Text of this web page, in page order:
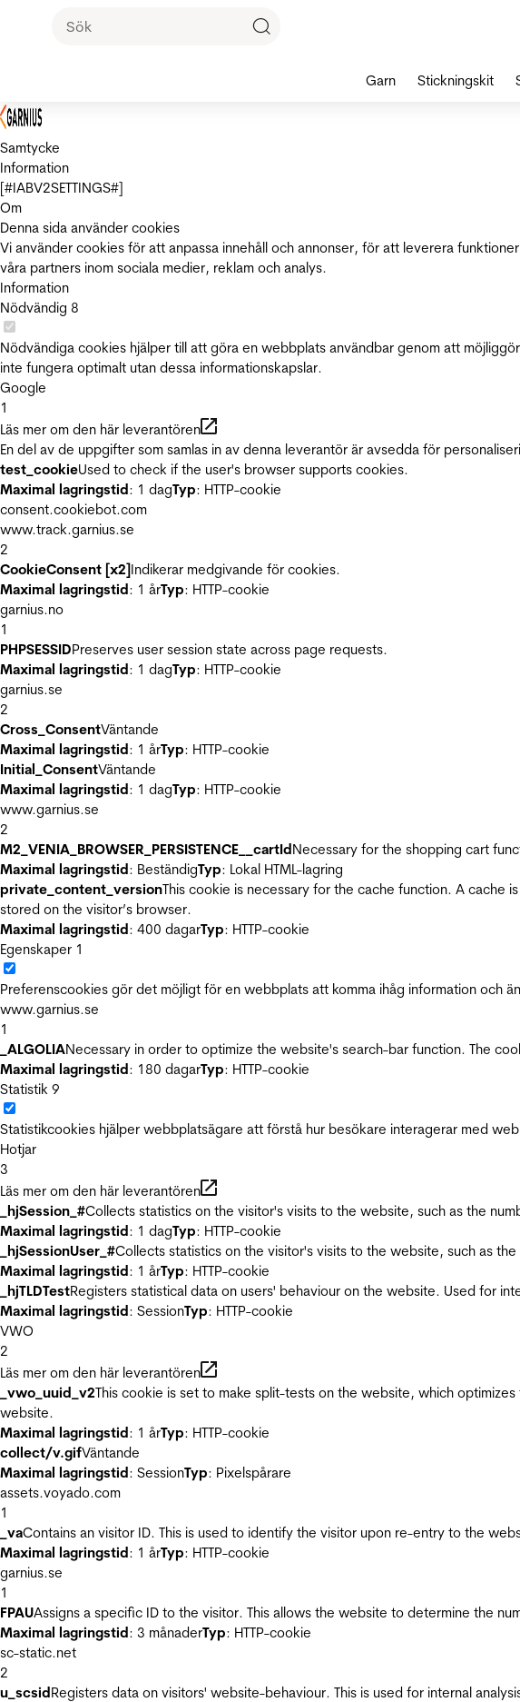
Samtycke
Information
[#IABV2SETTINGS#]
Om
Denna sida använder cookies
Vi använder cookies för att anpassa innehåll och annonser, för att leverera
våra partners inom sociala medier, reklam och analys.
Information
Nödvändig 8
Nödvändiga cookies hjälper till att göra en webbplats användbar genom att
inte fungera optimalt utan dessa informationskapslar.
Google
1
Läs mer om den här leverantören
En del av de uppgifter som samlas in av denna leverantör är avsedda för
test_cookieUsed to check if the user's browser supports cookies.
Maximal lagringstid: 1 dagTyp: HTTP-cookie
consent.cookiebot.com
www.track.garnius.se
2
CookieConsent [x2]Indikerar medgivande för cookies.
Maximal lagringstid: 1 årTyp: HTTP-cookie
garnius.no
1
PHPSESSIDPreserves user session state across page requests.
Maximal lagringstid: 1 dagTyp: HTTP-cookie
garnius.se
2
Cross_ConsentVäntande
Maximal lagringstid: 1 årTyp: HTTP-cookie
Initial_ConsentVäntande
Maximal lagringstid: 1 dagTyp: HTTP-cookie
www.garnius.se
2
M2_VENIA_BROWSER_PERSISTENCE__cartIdNecessary for the shopping cart
Maximal lagringstid: BeständigTyp: Lokal HTML-lagring
private_content_versionThis cookie is necessary for the cache function. A cache
stored on the visitor’s browser.
Maximal lagringstid: 400 dagarTyp: HTTP-cookie
Egenskaper 1
Preferenscookies gör det möjligt för en webbplats att komma ihåg information och
www.garnius.se
1
_ALGOLIANecessary in order to optimize the website's search-bar function. The
Maximal lagringstid: 180 dagarTyp: HTTP-cookie
Statistik 9
Statistikcookies hjälper webbplatsägare att förstå hur besökare interagerar med
Hotjar
3
Läs mer om den här leverantören
_hjSession_#Collects statistics on the visitor's visits to the website, such as the
Maximal lagringstid: 1 dagTyp: HTTP-cookie
_hjSessionUser_#Collects statistics on the visitor's visits to the website, such as
Maximal lagringstid: 1 årTyp: HTTP-cookie
_hjTLDTestRegisters statistical data on users' behaviour on the website. Used for
Maximal lagringstid: SessionTyp: HTTP-cookie
VWO
2
Läs mer om den här leverantören
_vwo_uuid_v2This cookie is set to make split-tests on the website, which
website.
Maximal lagringstid: 1 årTyp: HTTP-cookie
collect/v.gifVäntande
Maximal lagringstid: SessionTyp: Pixelspårare
assets.voyado.com
1
_vaContains an visitor ID. This is used to identify the visitor upon re-entry to the
Maximal lagringstid: 1 årTyp: HTTP-cookie
garnius.se
1
FPAUAssigns a specific ID to the visitor. This allows the website to determine the
Maximal lagringstid: 3 månaderTyp: HTTP-cookie
sc-static.net
2
u_scsidRegisters data on visitors' website-behaviour. This is used for internal
Garn Stickningskit